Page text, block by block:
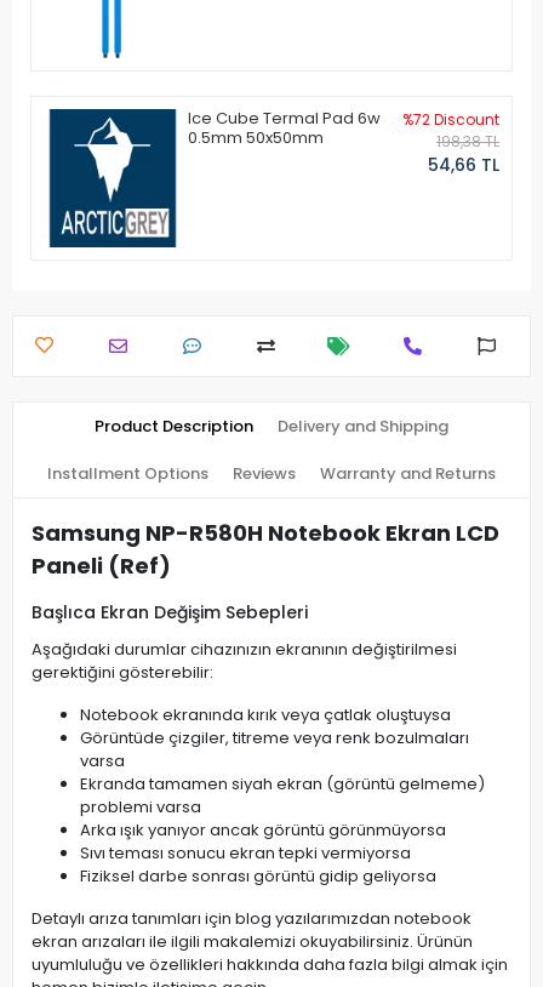
Ice Cube Termal Pad 6w
0.5mm 50x50mm
%72 Discount
198,38 TL
54,66 TL
Product Description Delivery and Shipping
Installment Options Reviews Warranty and Returns
Samsung NP-R580H Notebook Ekran LCD
Paneli (Ref)
Başlıca Ekran Değişim Sebepleri
Aşağıdaki durumlar cihazınızın ekranının değiştirilmesi
gerektiğini gösterebilir:
Notebook ekranında kırık veya çatlak oluştuysa
Görüntüde çizgiler, titreme veya renk bozulmaları
varsa
Ekranda tamamen siyah ekran (görüntü gelmeme)
problemi varsa
Arka ışık yanıyor ancak görüntü görünmüyorsa
Sıvı teması sonucu ekran tepki vermiyorsa
Fiziksel darbe sonrası görüntü gidip geliyorsa
Detaylı arıza tanımları için blog yazılarımızdan notebook
ekran arızaları ile ilgili makalemizi okuyabilirsiniz. Ürünün
uyumluluğu ve özellikleri hakkında daha fazla bilgi almak için